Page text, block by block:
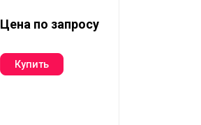
Цена по запросу